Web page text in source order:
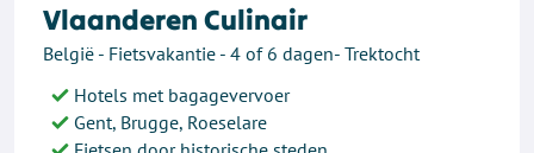
Vlaanderen Culinair
België - Fietsvakantie - 4 of 6 dagen- Trektocht
Hotels met bagagevervoer
Gent, Brugge, Roeselare